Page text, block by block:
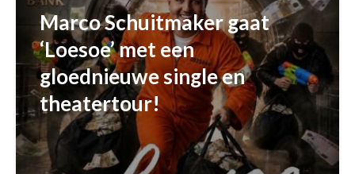
Marco Schuitmaker gaat
‘Loesoe’ met een
gloednieuwe single en
theatertour!